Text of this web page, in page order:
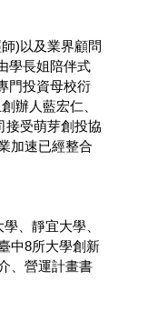
)以及業界顧問
學長姐陪伴式
門投資母校衍
辦人藍宏仁、
接受萌芽創投協
加速已經整合
、靜宜大學、
中8所大學創新
、營運計畫書